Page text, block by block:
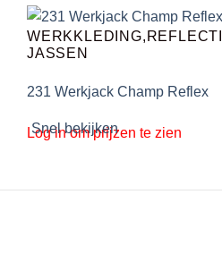
Snel bekijken
JASSEN
231 Werkjack Champ Reflex
Log in om prijzen te zien